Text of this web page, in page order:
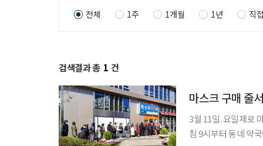
전체 1주 1개월 1년 직
검색결과 총 1 건
마스크 구매 줄
3월 11일. 요일제로
침 9시부터 동네 약